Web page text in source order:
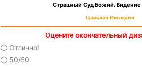
Страшный Суд Божий. Видение
Царская Империя
Оцените окончательный
Отлично!
50/50